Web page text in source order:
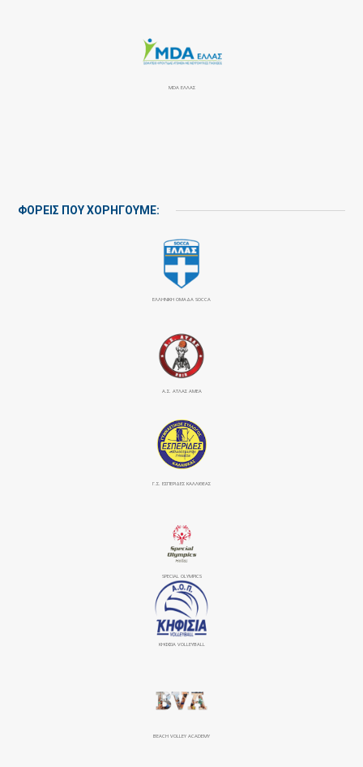
MDA ΕΛΛΑΣ
ΦΟΡΕΙΣ ΠΟΥ ΧΟΡΗΓΟΥΜΕ:
ΕΛΛΗΝΙΚΗ ΟΜΑΔΑ SOCCA
Α.Σ. ΑΤΛΑΣ ΑΜΕΑ
Γ.Σ. ΕΣΠΕΡΙΔΕΣ ΚΑΛΛΙΘΕΑΣ
SPECIAL OLYMPICS
ΚΗΦΙΣΙΆ VOLLEYBALL
BEACH VOLLEY ACADEMY